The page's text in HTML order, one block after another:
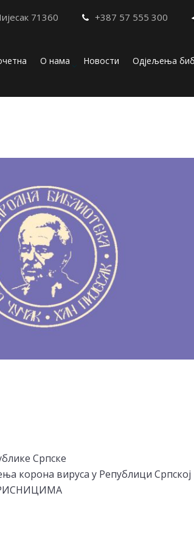
71360 +387 57 555 300
О нама Новости Одјељења
Српске
корона вируса у Републици Српској